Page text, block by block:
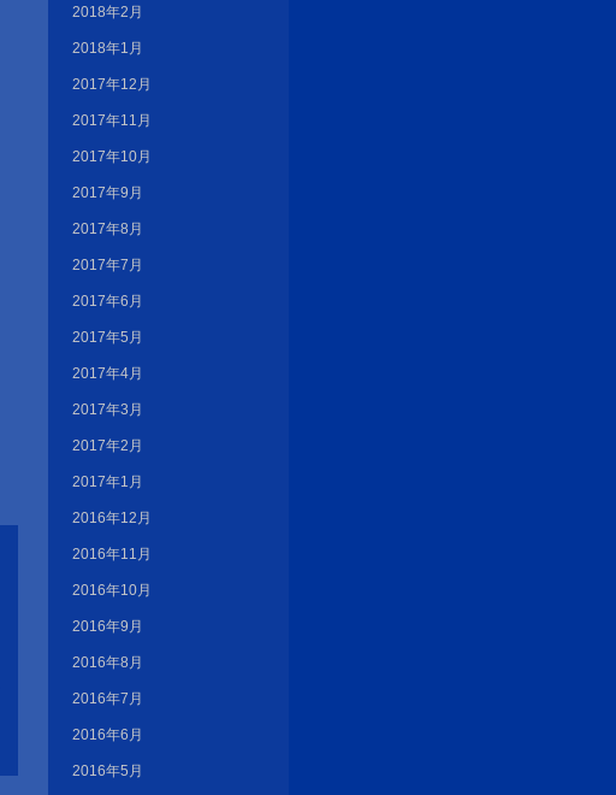
2018年2月
2018年1月
2017年12月
2017年11月
2017年10月
2017年9月
2017年8月
2017年7月
2017年6月
2017年5月
2017年4月
2017年3月
2017年2月
2017年1月
2016年12月
2016年11月
2016年10月
2016年9月
2016年8月
2016年7月
2016年6月
2016年5月